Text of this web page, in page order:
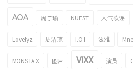
AOA 周子瑜 NUEST 人气歌谣
Lovelyz 周洁琼 I.O.I 泫雅
MONSTA X 图片 VIXX 演员